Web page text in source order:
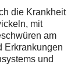
die Krankheit
mit
am
Erkrankungen
und